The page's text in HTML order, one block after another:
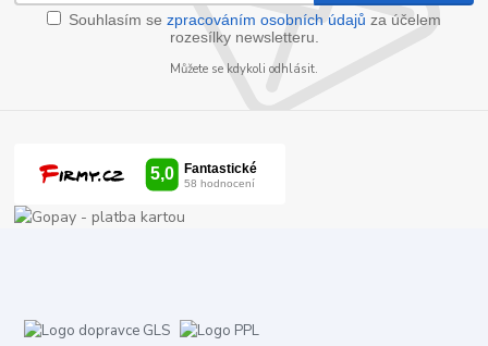
Souhlasím se zpracováním osobních údajů za účelem
rozesílky newsletteru.
Můžete se kdykoli odhlásit.